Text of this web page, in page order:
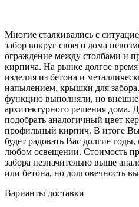
Многие сталкивались с
забор вокруг своего дома
ограждение между столбами и
кирпича. На рынке долгое
изделия из бетона и
напылением, крышки для
функцию выполняли, но внешне
архитектурного решения дома.
подобрать аналогичный цвет
профильный кирпич. В итоге Вы
будет радовать Вас долгие
любом освещении. Стоимость
забора незначительно выше
или бетона, но долговечность
Варианты доставки